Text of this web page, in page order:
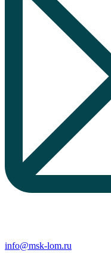
info@msk-lom.ru